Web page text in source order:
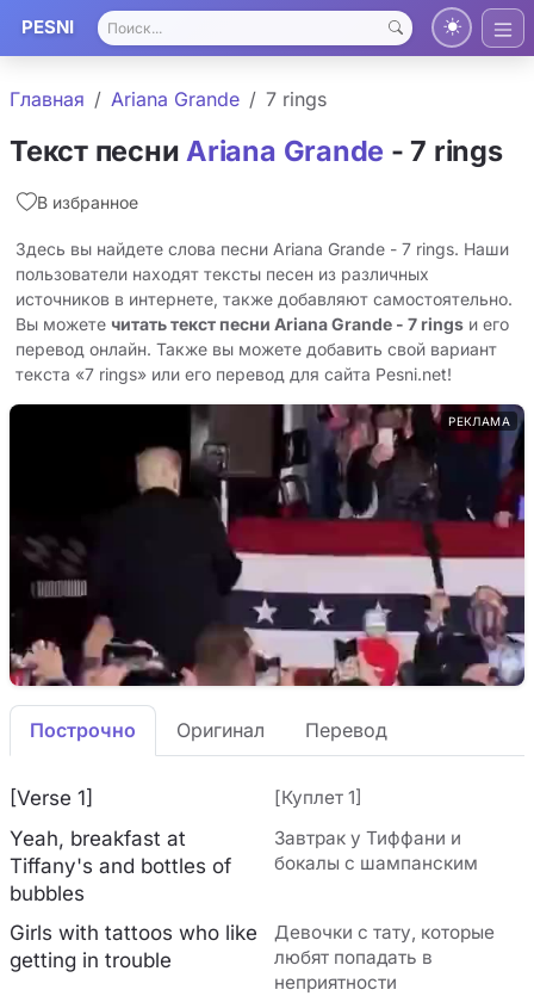
PESNI
Главная Ariana Grande 7 rings
Текст песни Ariana Grande - 7 rings
В избранное
Здесь вы найдете слова песни Ariana Grande - 7 rings. Наши
пользователи находят тексты песен из различных
источников в интернете, также добавляют самостоятельно.
Вы можете читать текст песни Ariana Grande - 7 rings и его
перевод онлайн. Также вы можете добавить свой вариант
текста «7 rings» или его перевод для сайта Pesni.net!
РЕКЛАМА
Построчно Оригинал Перевод
[Verse 1] [Куплет 1]
Yeah, breakfast at
Tiffany's and bottles of
bubbles
Завтрак у Тиффани и
бокалы с шампанским
Girls with tattoos who like
getting in trouble
Девочки с тату, которые
любят попадать в
неприятности